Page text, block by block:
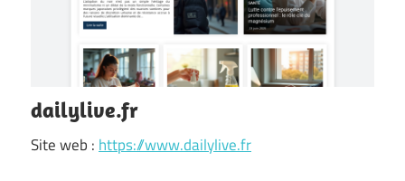
dailylive.fr
Site web : https://www.dailylive.fr